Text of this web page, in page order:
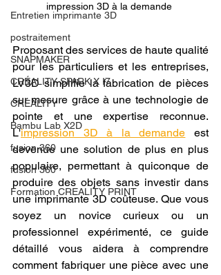
Entretien imprimante 3D
postraitement
SNAPMAKER
CRÉALITY SPARK X I7
CREALITY
Bambu Lab X2D
fusion 360
fusion 360
Formation CREALITY PRINT
impression 3D à la demande
Proposant des services de haute qualité
pour les particuliers et les entreprises,
LV3D simplifie la fabrication de pièces
sur mesure grâce à une technologie de
pointe et une expertise reconnue.
L'impression 3D à la demande est
devenue une solution de plus en plus
populaire, permettant à quiconque de
produire des objets sans investir dans
une imprimante 3D coûteuse. Que vous
soyez un novice curieux ou un
professionnel expérimenté, ce guide
détaillé vous aidera à comprendre
comment fabriquer une pièce avec une